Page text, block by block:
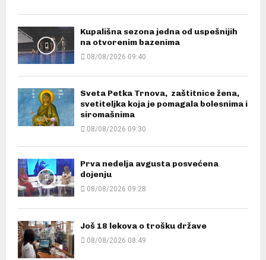
Kupališna sezona jedna od uspešnijih
na otvorenim bazenima
08/08/2026 09:40
Sveta Petka Trnova, zaštitnice žena,
svetiteljka koja je pomagala bolesnima i
siromašnima
08/08/2026 09:30
Prva nedelja avgusta posvećena
dojenju
08/08/2026 09:28
Još 18 lekova o trošku države
08/08/2026 08:49